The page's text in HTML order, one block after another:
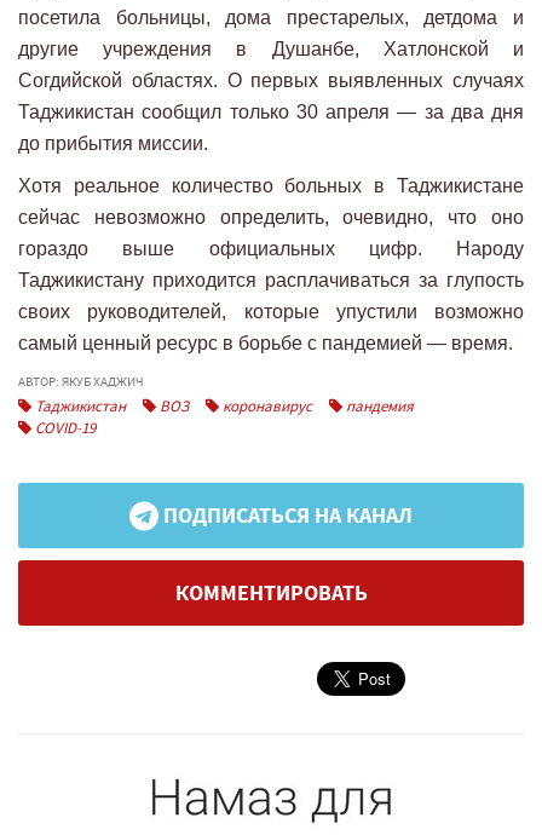
посетила больницы, дома престарелых, детдома и
другие учреждения в Душанбе, Хатлонской и
Согдийской областях. О первых выявленных случаях
Таджикистан сообщил только 30 апреля — за два дня
до прибытия миссии.
Хотя реальное количество больных в Таджикистане
сейчас невозможно определить, очевидно, что оно
гораздо выше официальных цифр. Народу
Таджикистану приходится расплачиваться за глупость
своих руководителей, которые упустили возможно
самый ценный ресурс в борьбе с пандемией — время.
АВТОР: ЯКУБ ХАДЖИЧ
Таджикистан ВОЗ коронавирус
пандемия
COVID-19
ПОДПИСАТЬСЯ НА КАНАЛ
КОММЕНТИРОВАТЬ